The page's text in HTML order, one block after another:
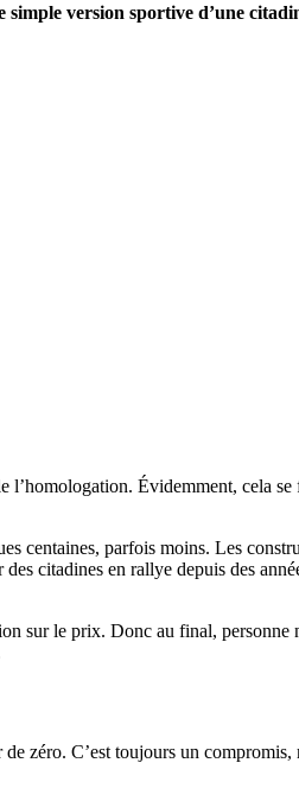
version sportive d’une
l’homologation. Évidemment, cela se
centaines, parfois moins. Les
citadines en rallye depuis des
sur le prix. Donc au final, personne
zéro. C’est toujours un